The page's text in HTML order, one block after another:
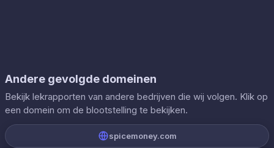
Andere gevolgde domeinen
Bekijk lekrapporten van andere bedrijven die wij volgen. Klik op
een domein om de blootstelling te bekijken.
spicemoney.com